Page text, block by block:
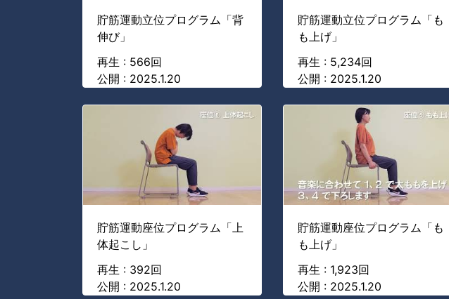
貯筋運動立位プログラム「背
伸び」
再生 : 566回
公開 : 2025.1.20
貯筋運動立位プログラム「も
も上げ」
再生 : 5,234回
公開 : 2025.1.20
貯筋運動座位プログラム「上
体起こし」
再生 : 392回
公開 : 2025.1.20
貯筋運動座位プログラム「も
も上げ」
再生 : 1,923回
公開 : 2025.1.20